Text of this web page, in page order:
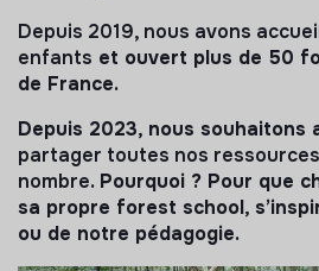
Depuis 2019, nous avons
enfants et ouvert plus de 50
de France.
Depuis 2023, nous souhaitons
partager toutes nos
nombre. Pourquoi ? Pour que
sa propre forest school,
ou de notre pédagogie.